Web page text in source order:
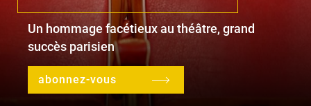
le lieu
l'équipe
partenaires et mécènes
Un hommage facétieux au théâtre, grand
succès parisien
abonnez-vous